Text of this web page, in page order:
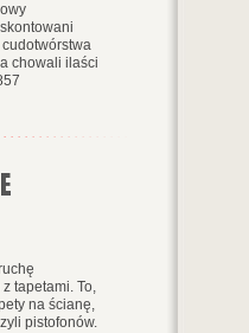
chowali ilaści
tapetami. To,
na ścianę,
pistofonów.